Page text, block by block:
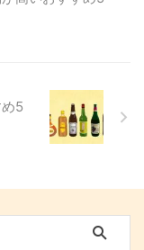
5